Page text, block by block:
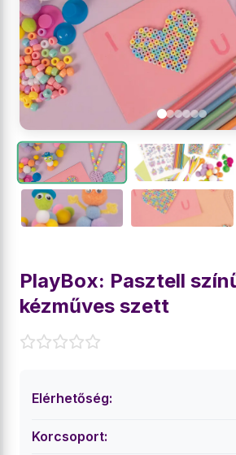
PlayBox: Pasztell
kézműves szett
Elérhetőség:
Korcsoport: